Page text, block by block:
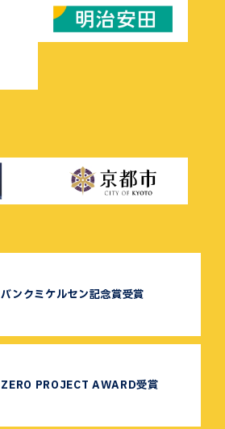
バンクミケルセン記念賞受賞
ZERO PROJECT AWARD受賞